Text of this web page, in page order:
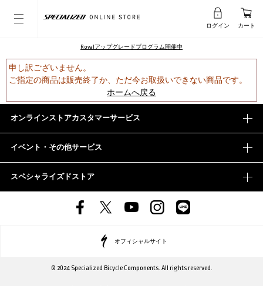
ログイン カート
Rovalアップグレードプログラム開催中
申し訳ございません。
ご指定の商品は販売終了か、ただ今お取扱いできない商品です。
ホームへ戻る
オンラインストアカスタマーサービス
イベント・その他サービス
スペシャライズドストア
オフィシャルサイト
© 2024 Specialized Bicycle Components. All rights reserved.